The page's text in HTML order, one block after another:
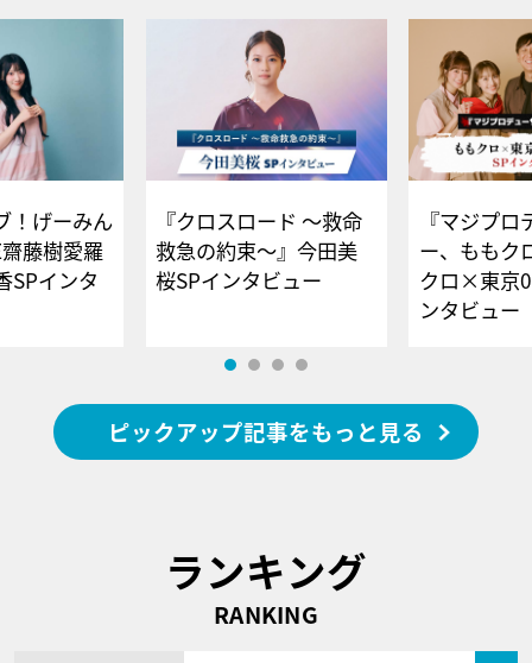
！げーみん
藤樹愛羅
SPインタ
『クロスロード ～救命
救急の約束～』今田美
桜SPインタビュー
『マジプロ
ー、ももク
クロ×東京
ンタビュー
ピックアップ記事をもっと見る
ランキング
RANKING